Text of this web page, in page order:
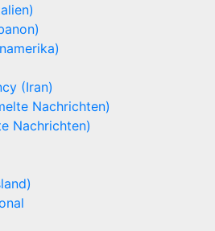
(Iran)
Nachrichten)
Nachrichten)